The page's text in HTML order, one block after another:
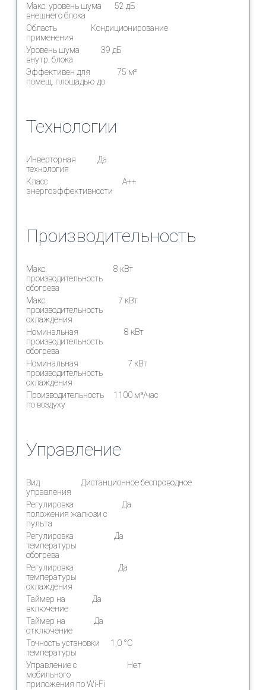
Макс. уровень шума
внешнего блока
52 дБ
Область
применения
Кондиционирование
Уровень шума
внутр. блока
39 дБ
Эффективен для
помещ. площадью до
75 м²
Технологии
Инверторная
технология
Да
Класс
энергоэффективности
A++
Производительность
Макс.
производительность
обогрева
8 кВт
Макс.
производительность
охлаждения
7 кВт
Номинальная
производительность
обогрева
8 кВт
Номинальная
производительность
охлаждения
7 кВт
Производительность
по воздуху
1100 м³/час
Управление
Вид
управления
Дистанционное беспроводное
Регулировка
положения жалюзи с
пульта
Да
Регулировка
температуры
обогрева
Да
Регулировка
температуры
охлаждения
Да
Таймер на
включение
Да
Таймер на
отключение
Да
Точность установки
температуры
1,0 °С
Управление c
мобильного
приложения по Wi-Fi
Нет